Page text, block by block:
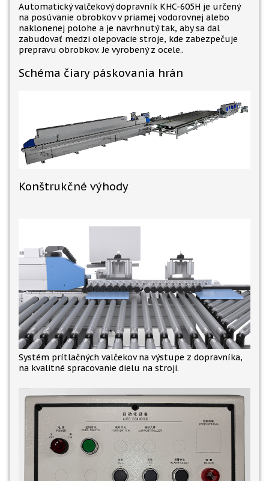
Automatický valčekový dopravník KHC-605H je určený
na posúvanie obrobkov v priamej vodorovnej alebo
naklonenej polohe a je navrhnutý tak, aby sa dal
zabudovať medzi olepovacie stroje, kde zabezpečuje
prepravu obrobkov. Je vyrobený z ocele..
Schéma čiary páskovania hrán
Konštrukčné výhody
Systém prítlačných valčekov na výstupe z dopravníka,
na kvalitné spracovanie dielu na stroji.